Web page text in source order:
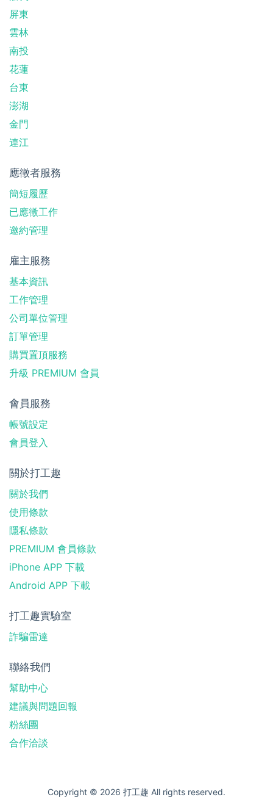
屏東
雲林
南投
花蓮
台東
澎湖
金門
連江
應徵者服務
簡短履歷
已應徵工作
邀約管理
雇主服務
基本資訊
工作管理
公司單位管理
訂單管理
購買置頂服務
升級 PREMIUM 會員
會員服務
帳號設定
會員登入
關於打工趣
關於我們
使用條款
隱私條款
PREMIUM 會員條款
iPhone APP 下載
Android APP 下載
打工趣實驗室
詐騙雷達
聯絡我們
幫助中心
建議與問題回報
粉絲團
合作洽談
Copyright © 2026 打工趣 All rights reserved.